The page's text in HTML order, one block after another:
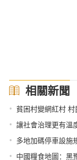
相關新聞
• 貧困村變網紅村 村
• 讓社會治理更有溫
• 多地加碼停車設施
• 中國糧食地圖：黑